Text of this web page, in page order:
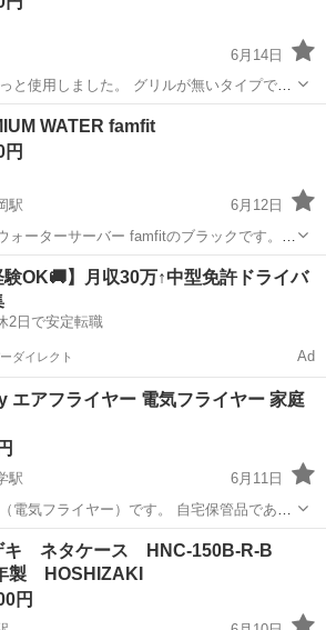
6月14日
と使用しました。 グリルが無いタイプで掃
拭いていたので目立つ汚れはありません。
WATER famfit
円
駅
6月12日
ォーターサーバー famfitのブラックです。
のところ、10000円でお譲りします。
豊岡駅 キッチン家電
験OK🚚】月収30万↑中型免許ドライバ
2日で安定転職
ダイレクト Ad
エアフライヤー 電気フライヤー 家庭
駅
6月11日
イヤー）です。 自宅保管品である
のみご購入をお願いいたします。
大学駅
キ ネタケース HNC-150B-R-B
製 HOSHIZAKI
円